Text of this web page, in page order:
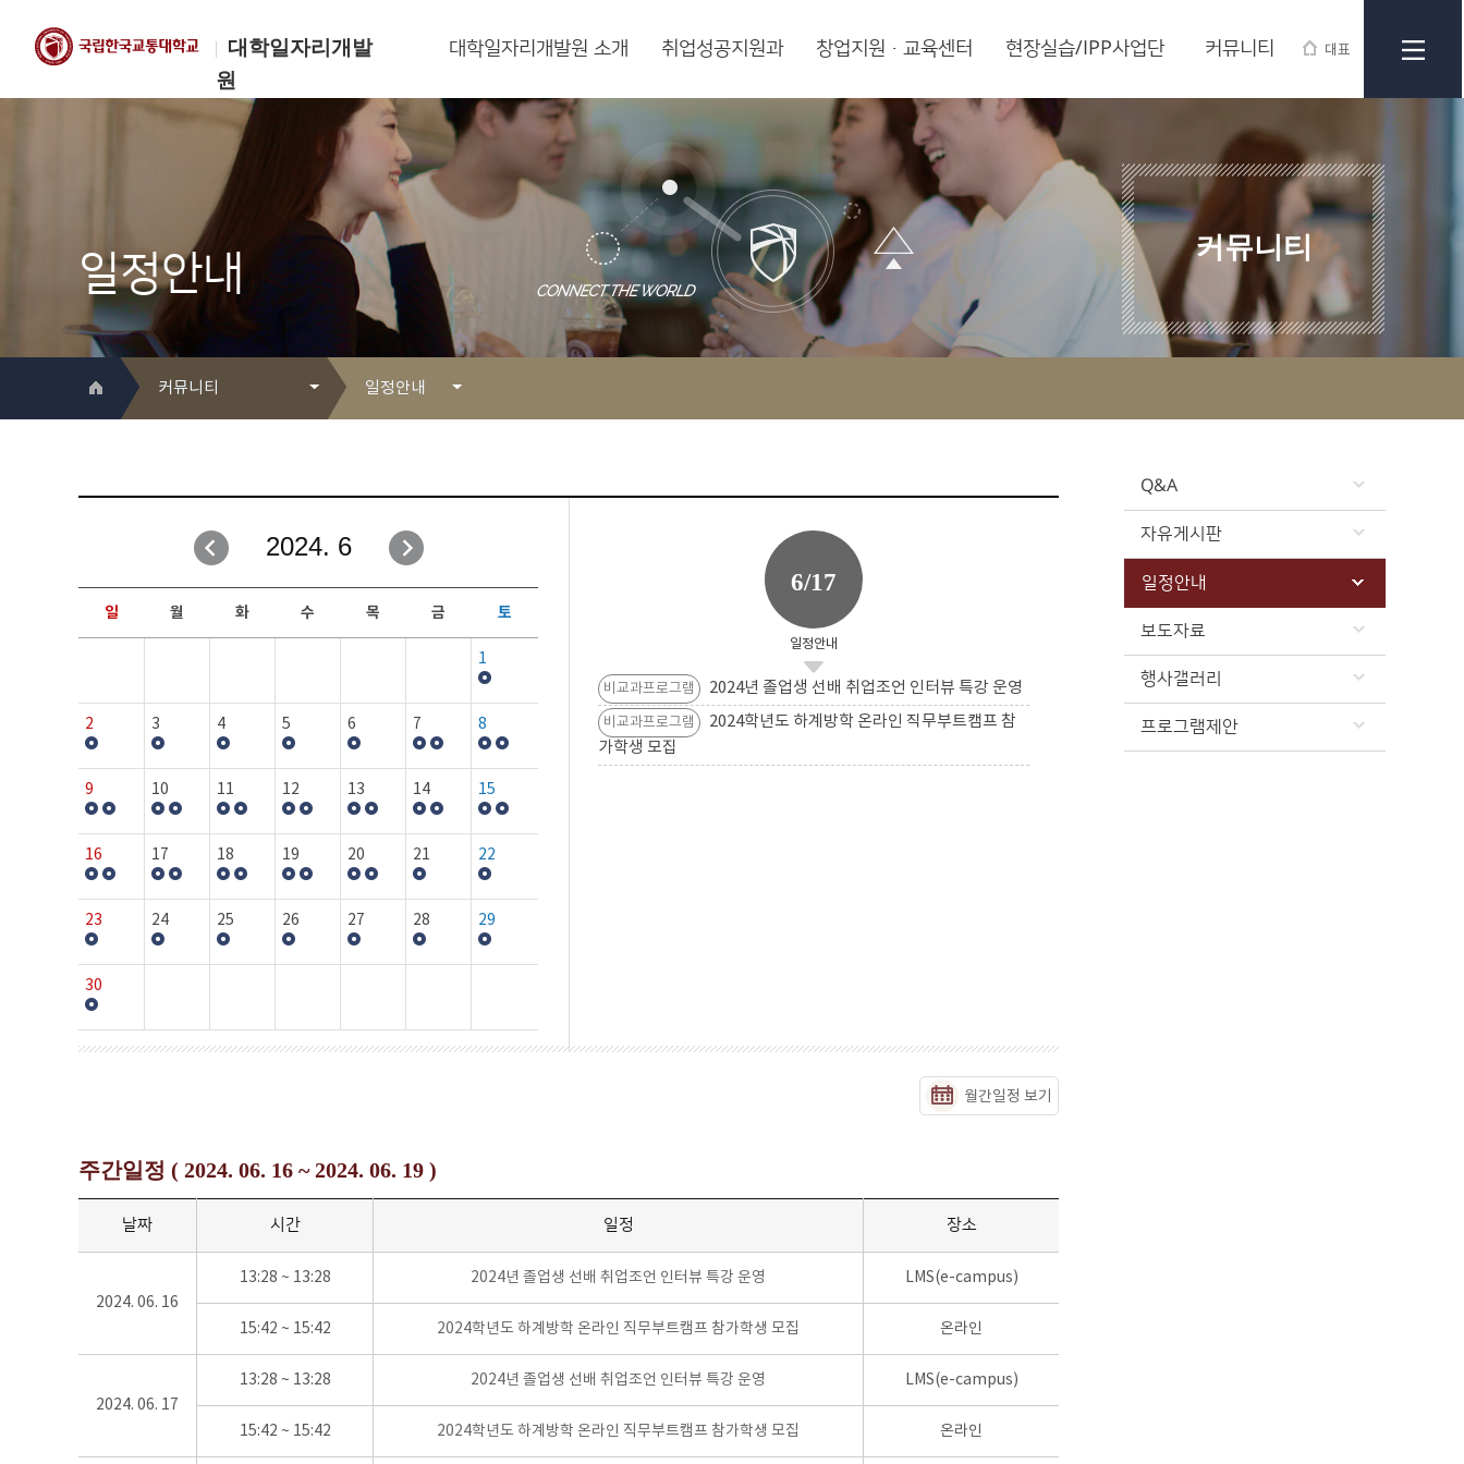
대학일자리개발
원
대표
한국교통대학교
대학일자리개발원
대학일자리개발원 소개 취업성공지원과 창업지원·교육센터 현장실습/IPP사업단 커뮤니티
일정안내
커뮤니티
커뮤니티
취업성공지원과
창업지원·교육센터
현장실습/IPP사업단
커뮤니티
일정안내
자유게시판
일정안내
보도자료
행사갤러리
Q&A
자유게시판
일정안내
보도자료
행사갤러리
프로그램제안
2024. 6
일 월 화 수 목 금 토
1
2 3 4 5 6 7 8
9 10 11 12 13 14 15
16 17 18 19 20 21 22
23 24 25 26 27 28 29
30
6/17
일정안내
비교과프로그램 2024년 졸업생 선배 취업조언 인터뷰 특강 운영
비교과프로그램
2024학년도 하계방학 온라인 직무부트캠프 참
가학생 모집
월간일정 보기
주간일정 ( 2024. 06. 16 ~ 2024. 06. 19 )
날짜 시간 일정 장소
2024. 06. 16
13:28 ~ 13:28 2024년 졸업생 선배 취업조언 인터뷰 특강 운영 LMS(e-campus)
15:42 ~ 15:42 2024학년도 하계방학 온라인 직무부트캠프 참가학생 모집 온라인
2024. 06. 17
13:28 ~ 13:28 2024년 졸업생 선배 취업조언 인터뷰 특강 운영 LMS(e-campus)
15:42 ~ 15:42 2024학년도 하계방학 온라인 직무부트캠프 참가학생 모집 온라인